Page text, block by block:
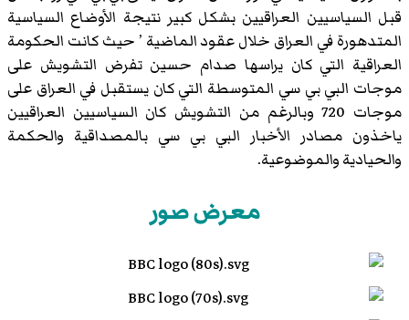
قبل السياسيين العراقيين بشكل كبير نتيجة الأوضاع السياسية
المتدهورة في العراق خلال عقود الماضية ’ حيث كانت الحكومة
العراقية التي كان يراسها صدام حسين تفرض التشويش على
موجات البي بي سي المتوسطة التي كان يستقبل في العراق على
موجات 720 وبالرغم من التشويش كان السياسيين العراقيين
ياخذون مصادر الأخبار البي بي سي بالمصداقية والحكمة
والحيادية والموضوعية.
معرض صور